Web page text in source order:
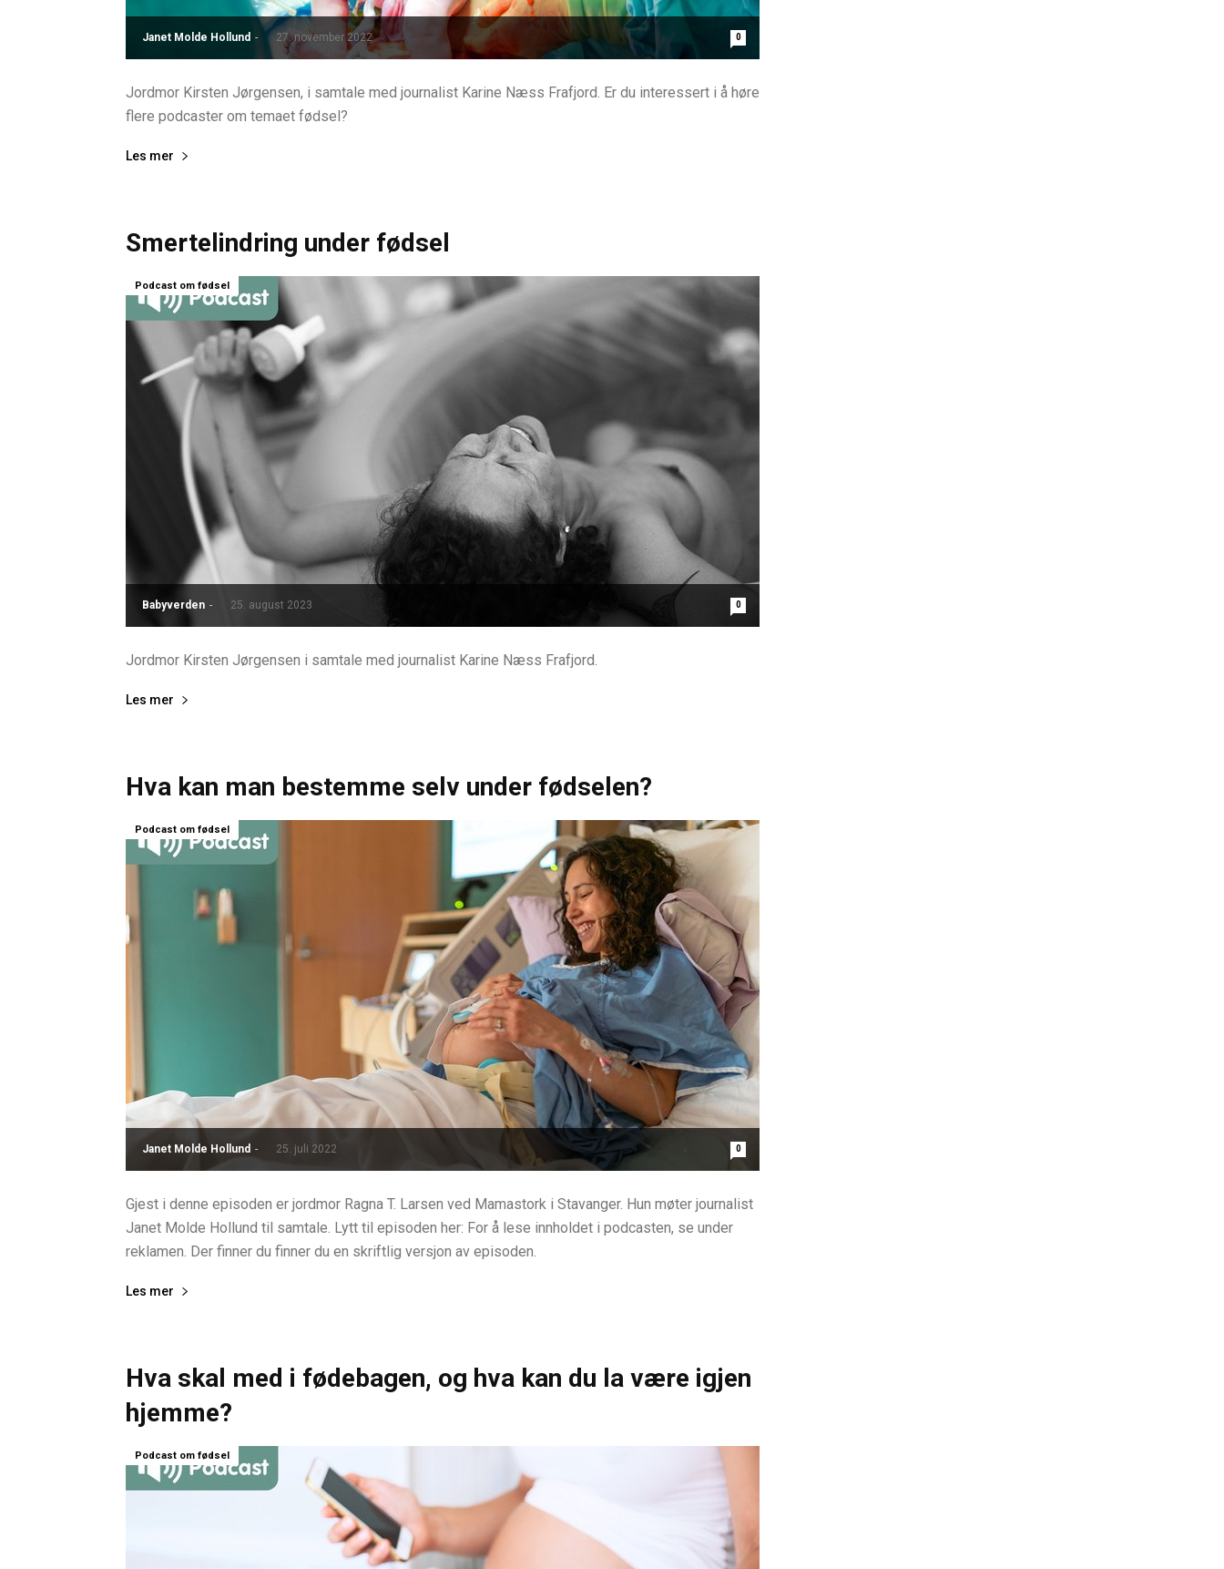
Janet Molde Hollund - 27. november 2022 0
Jordmor Kirsten Jørgensen, i samtale med journalist Karine Næss Frafjord. Er du interessert i å høre
flere podcaster om temaet fødsel?
Les mer
Smertelindring under fødsel
Babyverden - 25. august 2023 0
Podcast om fødsel
Jordmor Kirsten Jørgensen i samtale med journalist Karine Næss Frafjord.
Les mer
Hva kan man bestemme selv under fødselen?
Janet Molde Hollund - 25. juli 2022 0
Podcast om fødsel
Gjest i denne episoden er jordmor Ragna T. Larsen ved Mamastork i Stavanger. Hun møter journalist
Janet Molde Hollund til samtale. Lytt til episoden her: For å lese innholdet i podcasten, se under
reklamen. Der finner du finner du en skriftlig versjon av episoden.
Les mer
Hva skal med i fødebagen, og hva kan du la være igjen
hjemme?
Podcast om fødsel